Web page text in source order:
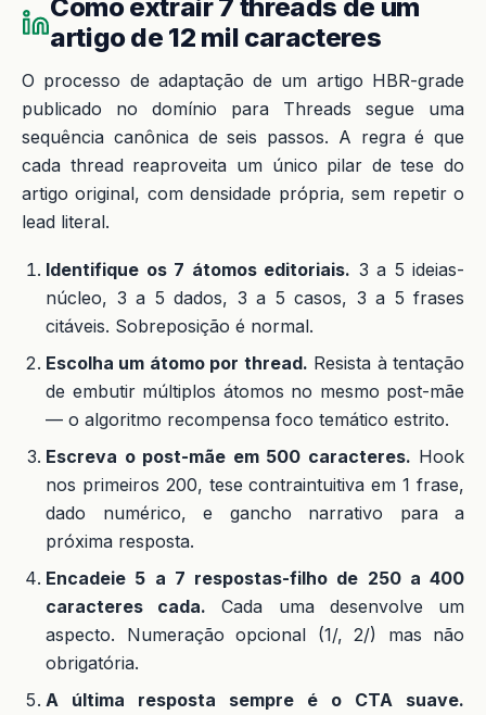
Como extrair 7 threads de um
artigo de 12 mil caracteres
O processo de adaptação de um artigo HBR-grade
publicado no domínio para Threads segue uma
sequência canônica de seis passos. A regra é que
cada thread reaproveita um único pilar de tese do
artigo original, com densidade própria, sem repetir o
lead literal.
Identifique os 7 átomos editoriais. 3 a 5 ideias-
núcleo, 3 a 5 dados, 3 a 5 casos, 3 a 5 frases
citáveis. Sobreposição é normal.
Escolha um átomo por thread. Resista à tentação
de embutir múltiplos átomos no mesmo post-mãe
— o algoritmo recompensa foco temático estrito.
Escreva o post-mãe em 500 caracteres. Hook
nos primeiros 200, tese contraintuitiva em 1 frase,
dado numérico, e gancho narrativo para a
próxima resposta.
Encadeie 5 a 7 respostas-filho de 250 a 400
caracteres cada. Cada uma desenvolve um
aspecto. Numeração opcional (1/, 2/) mas não
obrigatória.
A última resposta sempre é o CTA suave.